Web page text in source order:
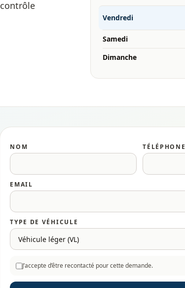
Vendredi
Samedi
Dimanche
NOM TÉLÉPHONE
EMAIL
TYPE DE VÉHICULE
J’accepte d’être recontacté pour cette demande.